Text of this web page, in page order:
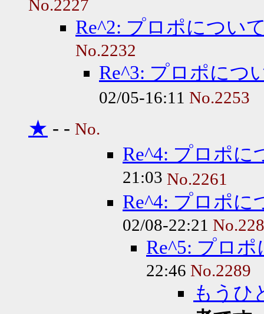
No.2227
Re^2: プロポについ
No.2232
Re^3: プロポにつ
02/05-16:11 No.2253
★ - - No.
Re^4: プロポに
21:03 No.2261
Re^4: プロポに
02/08-22:21
Re^5: プロ
22:46 No.2289
もうひ